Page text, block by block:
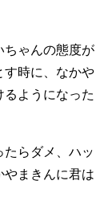
ちゃんの態度が
す時に、なかや
るようになった
らダメ、ハッ
やまきんに君は